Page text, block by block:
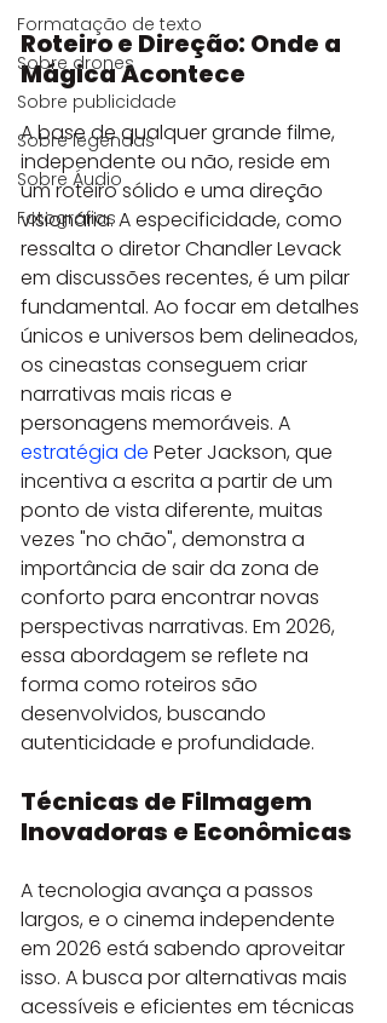
Formatação de texto
Sobre drones
Sobre publicidade
Sobre legendas
Sobre Áudio
Fotografias
Roteiro e Direção: Onde a
Mágica Acontece
A base de qualquer grande filme,
independente ou não, reside em
um roteiro sólido e uma direção
visionária. A especificidade, como
ressalta o diretor Chandler Levack
em discussões recentes, é um pilar
fundamental. Ao focar em detalhes
únicos e universos bem delineados,
os cineastas conseguem criar
narrativas mais ricas e
personagens memoráveis. A
estratégia de Peter Jackson, que
incentiva a escrita a partir de um
ponto de vista diferente, muitas
vezes "no chão", demonstra a
importância de sair da zona de
conforto para encontrar novas
perspectivas narrativas. Em 2026,
essa abordagem se reflete na
forma como roteiros são
desenvolvidos, buscando
autenticidade e profundidade.
Técnicas de Filmagem
Inovadoras e Econômicas
A tecnologia avança a passos
largos, e o cinema independente
em 2026 está sabendo aproveitar
isso. A busca por alternativas mais
acessíveis e eficientes em técnicas